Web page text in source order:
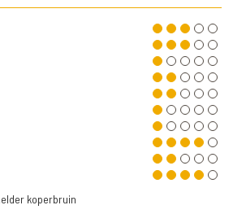
koperbruin